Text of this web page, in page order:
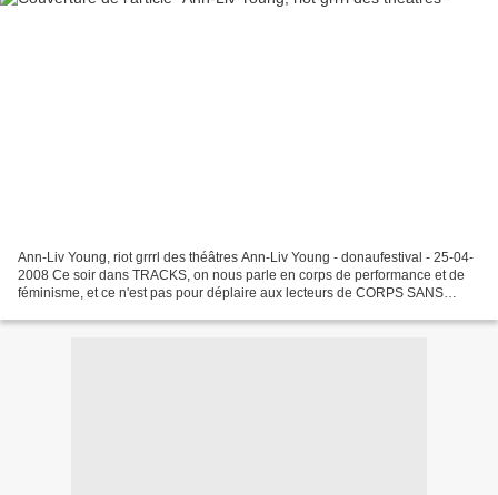
Ann-Liv Young, riot grrrl des théâtres Ann-Liv Young - donaufestival - 25-04-
2008 Ce soir dans TRACKS, on nous parle en corps de performance et de
féminisme, et ce n'est pas pour déplaire aux lecteurs de CORPS SANS